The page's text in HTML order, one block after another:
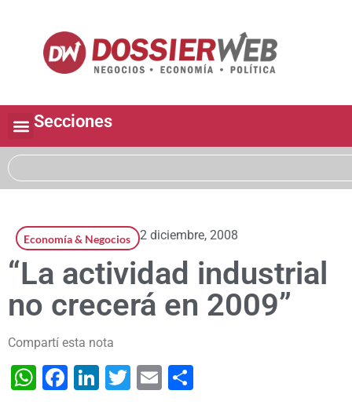
Secciones
Economía & Negocios 2 diciembre, 2008
“La actividad industrial
no crecerá en 2009”
Compartí esta nota
WhatsApp
Facebook
LinkedIn
Twitter
Email